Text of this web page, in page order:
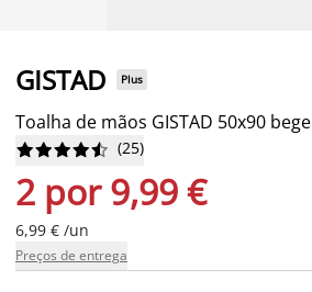
GISTAD Plus
Toalha de mãos GISTAD 50x90 bege





 (25)
2 por 9,99 €
6,99 € /un
Preços de entrega